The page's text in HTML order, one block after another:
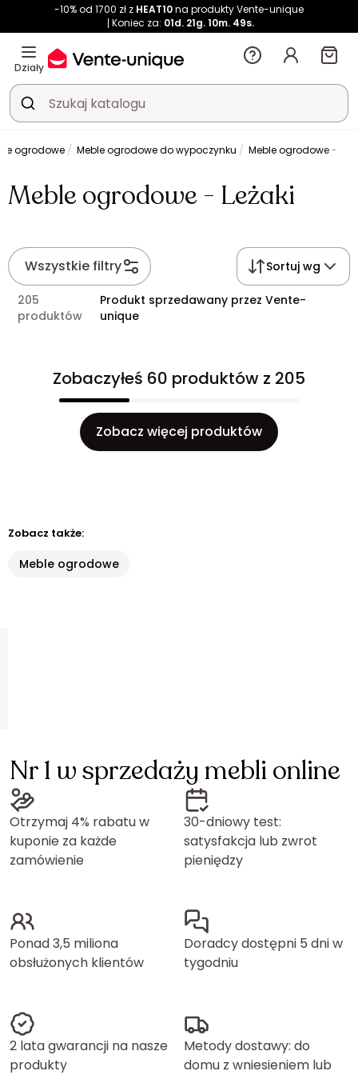
-10% od 1700 zł z HEAT10na produkty Vente-unique
Koniec za: 01d. 21g. 10m. 49s.
Działy
ogrodowe Meble ogrodowe do wypoczynku Meble ogrodowe -
Meble ogrodowe - Leżaki
Wszystkie filtry Sortuj wg
205
produktów
Produkt sprzedawany przez Vente-
unique
Zobaczyłeś 60 produktów z 205
Zobacz więcej produktów
Zobacz także:
Meble ogrodowe
Nr 1 w sprzedaży mebli online
Otrzymaj 4% rabatu w
kuponie za każde
zamówienie
30-dniowy test:
satysfakcja lub zwrot
pieniędzy
Ponad 3,5 miliona
obsłużonych klientów
Doradcy dostępni 5 dni w
tygodniu
2 lata gwarancji na nasze
produkty
Metody dostawy: do
domu z wniesieniem lub